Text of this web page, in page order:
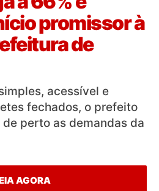
promissor à
de
acessível e
fechados, o prefeito
perto as demandas da
AGORA